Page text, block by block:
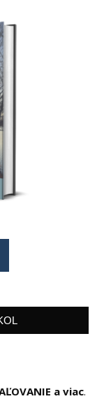
a viac.